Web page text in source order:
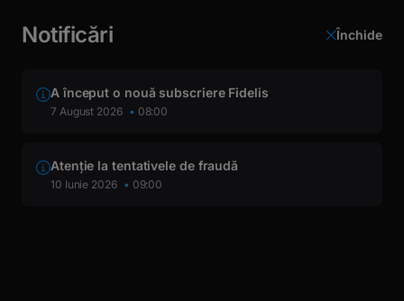
кириллица
Login
Prezentarea societății
BTCP
e ÎNAPOI
Notificări Închide
A început o nouă subscriere Fidelis
7 August 2026 08:00
Atenție la tentativele de fraudă
10 Iunie 2026 09:00